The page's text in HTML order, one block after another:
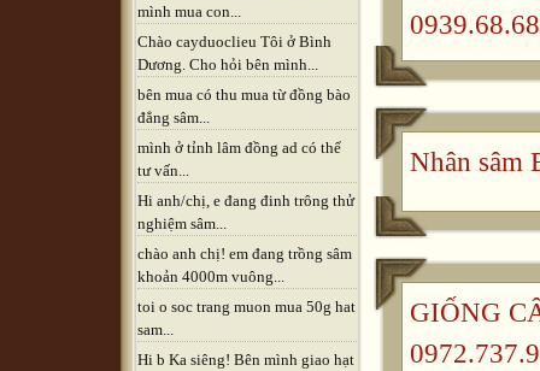
mình mua con...
Chào cayduoclieu Tôi ở Bình
Dương. Cho hỏi bên mình...
bên mua có thu mua từ đồng bào
đẳng sâm...
mình ở tỉnh lâm đồng ad có thể
tư vấn...
Hi anh/chị, e đang đinh trông thử
nghiệm sâm...
chào anh chị! em đang trồng sâm
khoản 4000m vuông...
toi o soc trang muon mua 50g hat
sam...
Hi b Ka siêng! Bên mình giao hạt
Nhân sâm
GIỐNG